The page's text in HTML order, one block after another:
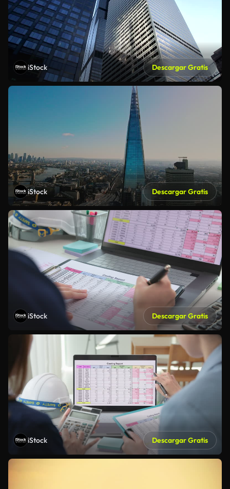
iStock Descargar Gratis
iStock Descargar Gratis
iStock Descargar Gratis
iStock Descargar Gratis